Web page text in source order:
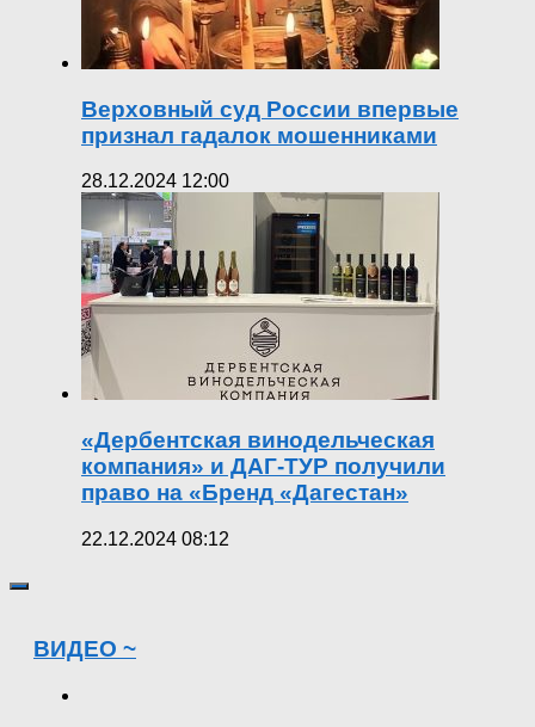
Верховный суд России впервые
признал гадалок мошенниками
28.12.2024 12:00
«Дербентская винодельческая
компания» и ДАГ-ТУР получили
право на «Бренд «Дагестан»
22.12.2024 08:12
ВИДЕО ~